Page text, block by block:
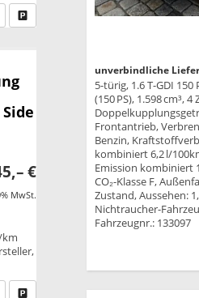
Sie an
PDF-Datei, Fahrzeugexposé drucken
Drucken, parken oder vergleichen
€
MwSt.
km
Sie an
PDF-Datei, Fahrzeugexposé drucken
Drucken, parken oder vergleichen
unverbindliche
5-türig, 1.6 T-GDI 150
(150 PS), 1.598 cm³, 4
Frontantrieb,
Benzin,
kombiniert 6,2 l/
Emission kombiniert
CO₂-Klasse F,
Zustand, Aussehen:
Nichtraucher-
Fahrzeugnr.: 133097